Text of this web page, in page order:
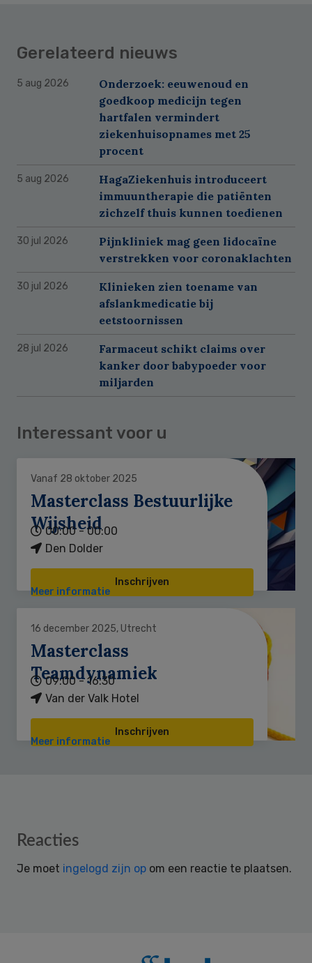
Gerelateerd nieuws
5 aug 2026
Onderzoek: eeuwenoud en
goedkoop medicijn tegen
hartfalen vermindert
ziekenhuisopnames met 25
procent
5 aug 2026
HagaZiekenhuis introduceert
immuuntherapie die patiënten
zichzelf thuis kunnen toedienen
30 jul 2026
Pijnkliniek mag geen lidocaïne
verstrekken voor coronaklachten
30 jul 2026
Klinieken zien toename van
afslankmedicatie bij
eetstoornissen
28 jul 2026
Farmaceut schikt claims over
kanker door babypoeder voor
miljarden
Interessant voor u
Vanaf 28 oktober 2025
Masterclass Bestuurlijke
Wijsheid
00:00 - 00:00
Den Dolder
Inschrijven
Meer informatie
16 december 2025, Utrecht
Masterclass
Teamdynamiek
09:00 - 16:30
Van der Valk Hotel
Inschrijven
Meer informatie
Reader
Reacties
Je moet ingelogd zijn op om een reactie te plaatsen.